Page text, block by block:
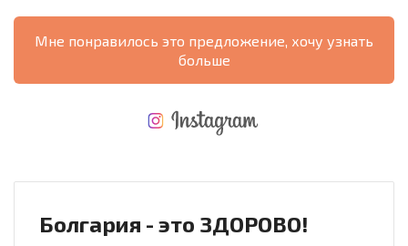
Мне понравилось это предложение, хочу узнать
больше
Болгария - это ЗДОРОВО!